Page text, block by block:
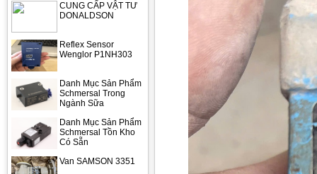
CUNG CẤP VẬT TƯ
DONALDSON
Reflex Sensor
Wenglor P1NH303
Danh Mục Sản Phẩm
Schmersal Trong
Ngành Sữa
Danh Mục Sản Phẩm
Schmersal Tồn Kho
Có Sẵn
Van SAMSON 3351